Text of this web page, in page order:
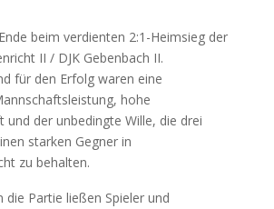
beim verdienten 2:1-Heimsieg der
II / DJK Gebenbach II.
für den Erfolg waren eine
hohe
und der unbedingte Wille, die drei
starken Gegner in
zu behalten.
die Partie ließen Spieler und